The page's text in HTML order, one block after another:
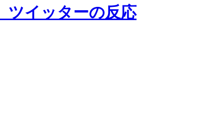
ツイッターの反応